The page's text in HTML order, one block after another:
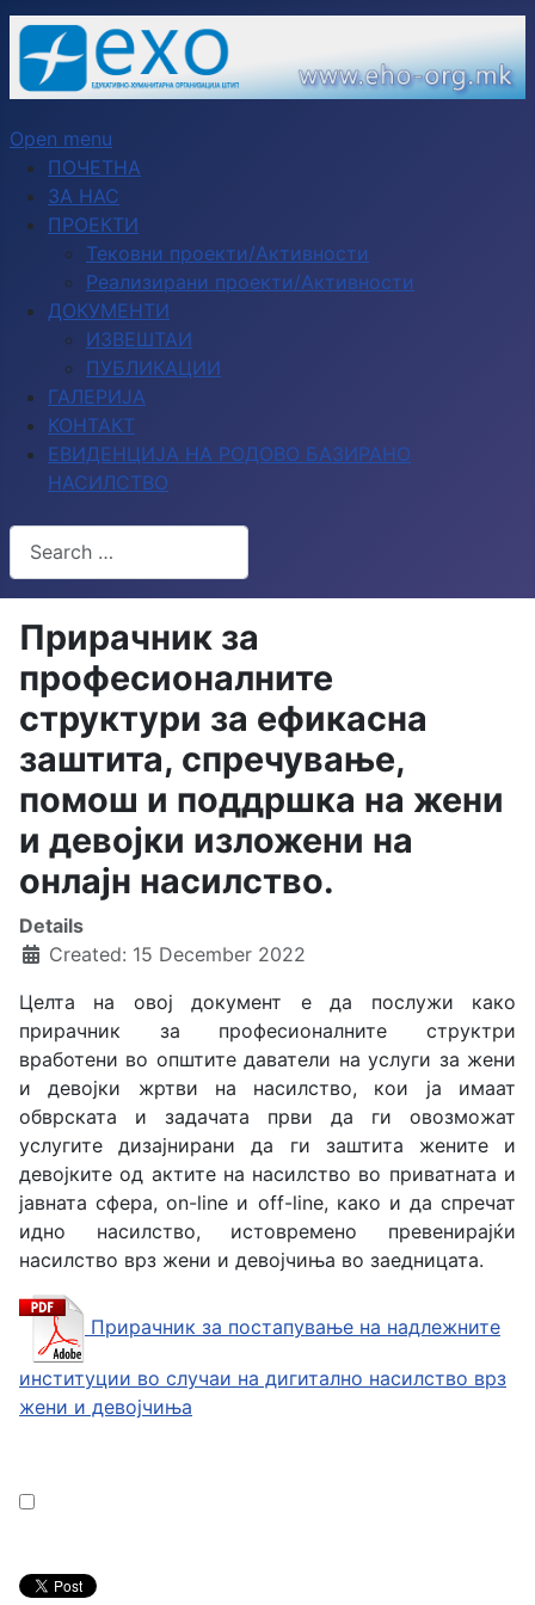
Open menu
ПОЧЕТНА
ЗА НАС
ПРОЕКТИ
Тековни проекти/Активности
Реализирани проекти/Активности
ДОКУМЕНТИ
ИЗВЕШТАИ
ПУБЛИКАЦИИ
ГАЛЕРИЈА
КОНТАКТ
ЕВИДЕНЦИЈА НА РОДОВО БАЗИРАНО
НАСИЛСТВО
Search
Type 2 or more characters for results.
Прирачник за
професионалните
структури за ефикасна
заштита, спречување,
помош и поддршка на жени
и девојки изложени на
онлајн насилство.
Details
Created: 15 December 2022
Целта на овој документ е да послужи како
прирачник за професионалните структри
вработени во општите даватели на услуги за жени
и девојки жртви на насилство, кои ја имаат
обврската и задачата први да ги овозможат
услугите дизајнирани да ги заштита жените и
девојките од актите на насилство во приватната и
јавната сфера, on-line и off-line, како и да спречат
идно насилство, истовремено превенирајќи
насилство врз жени и девојчиња во заедницата.
Прирачник за постапување на надлежните
институции во случаи на дигитално насилство врз
жени и девојчиња